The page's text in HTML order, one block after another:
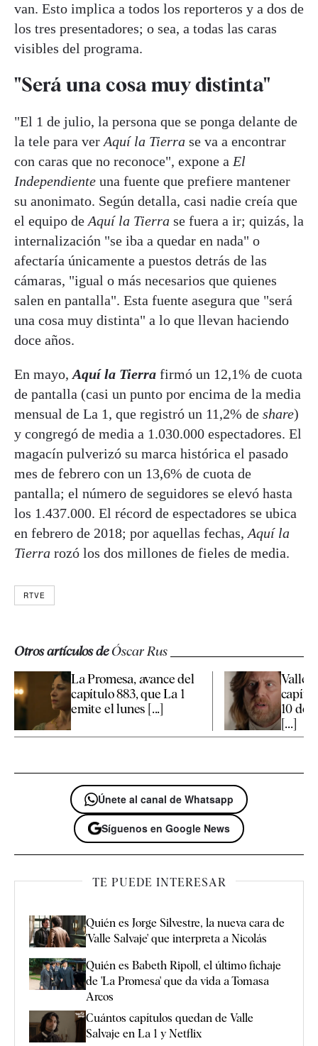
van. Esto implica a todos los reporteros y a dos de
los tres presentadores; o sea, a todas las caras
visibles del programa.
"Será una cosa muy distinta"
"El 1 de julio, la persona que se ponga delante de
la tele para ver Aquí la Tierra se va a encontrar
con caras que no reconoce", expone a El
Independiente una fuente que prefiere mantener
su anonimato. Según detalla, casi nadie creía que
el equipo de Aquí la Tierra se fuera a ir; quizás, la
internalización "se iba a quedar en nada" o
afectaría únicamente a puestos detrás de las
cámaras, "igual o más necesarios que quienes
salen en pantalla". Esta fuente asegura que "será
una cosa muy distinta" a lo que llevan haciendo
doce años.
En mayo, Aquí la Tierra firmó un 12,1% de cuota
de pantalla (casi un punto por encima de la media
mensual de La 1, que registró un 11,2% de share)
y congregó de media a 1.030.000 espectadores. El
magacín pulverizó su marca histórica el pasado
mes de febrero con un 13,6% de cuota de
pantalla; el número de seguidores se elevó hasta
los 1.437.000. El récord de espectadores se ubica
en febrero de 2018; por aquellas fechas, Aquí la
Tierra rozó los dos millones de fieles de media.
RTVE
Otros artículos deÓscar Rus
La Promesa, avance del
capítulo 883, que La 1
emite el lunes [...]
Valle
10 de
[...]
Únete al canal de Whatsapp
Síguenos en Google News
TE PUEDE INTERESAR
Quién es Jorge Silvestre, la nueva cara de
'Valle Salvaje' que interpreta a Nicolás
Quién es Babeth Ripoll, el último fichaje
de 'La Promesa' que da vida a Tomasa
Arcos
Cuántos capítulos quedan de Valle
Salvaje en La 1 y Netflix